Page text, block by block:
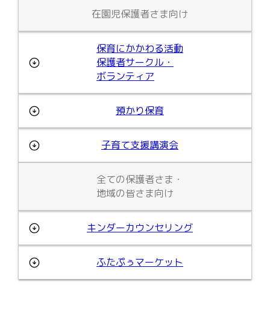
在園児保護者さま向け
保育にかかわる活動
保護者サークル・
ボランティア
預かり保育
子育て支援講演会
全ての保護者さま・
地域の皆さま向け
キンダーカウンセリング
ふたぷぅマーケット